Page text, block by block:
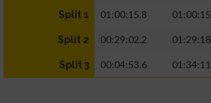
Split 1 01:00:15.8
Split 2 00:29:02.2
Split 3 00:04:53.6